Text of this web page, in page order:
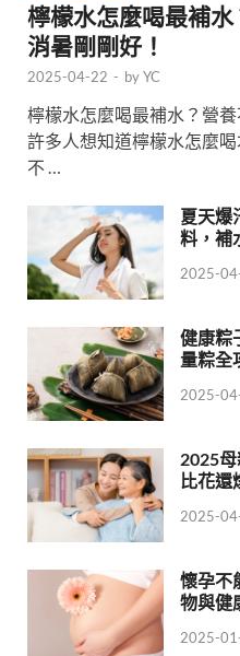
檸檬水怎麼喝最補
消暑剛剛好！
2025-04-22 - byYC
檸檬水怎麼喝最補水？營
許多人想知道檸檬水怎麼
不 …
夏天爆
料，補
2025-
健康粽
量粽全
2025-
2025
比花還
2025-
懷孕不
物與健
2025-